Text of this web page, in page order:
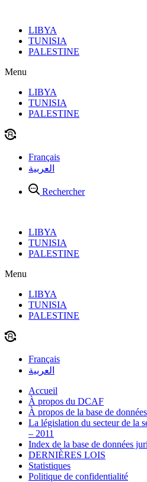
contenuLIBYA
TUNISIA
PALESTINE
Menu
LIBYA
TUNISIA
PALESTINE
Français
العربية
Rechercher
LIBYA
TUNISIA
PALESTINE
Menu
LIBYA
TUNISIA
PALESTINE
Français
العربية
Accueil
À propos du DCAF
À propos de la base de données
La législation du secteur de la
– 2011
Index de la base de données
DERNIÈRES LOIS
Statistiques
Politique de confidentialité